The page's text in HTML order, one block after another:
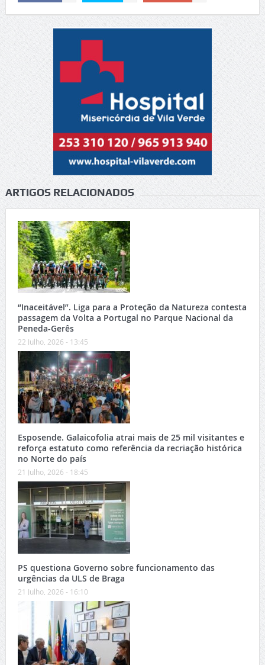
ARTIGOS RELACIONADOS
“Inaceitável”. Liga para a Proteção da Natureza contesta
passagem da Volta a Portugal no Parque Nacional da
Peneda-Gerês
22 Julho, 2026 - 13:45
Esposende. Galaicofolia atrai mais de 25 mil visitantes e
reforça estatuto como referência da recriação histórica
no Norte do país
21 Julho, 2026 - 18:45
PS questiona Governo sobre funcionamento das
urgências da ULS de Braga
21 Julho, 2026 - 16:10